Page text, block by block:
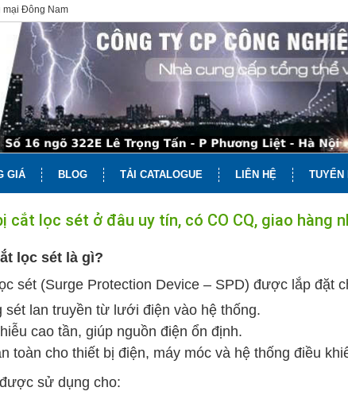
mại Đông Nam
GIÁ BLOG TẢI CATALOGUE LIÊN HỆ TUYỂN
cắt lọc sét ở đâu uy tín, có CO CQ, giao hàng
lọc sét là gì?
sét (Surge Protection Device – SPD) được lắp đặt
sét lan truyền từ lưới điện vào hệ thống.
cao tần, giúp nguồn điện ổn định.
toàn cho thiết bị điện, máy móc và hệ thống điều
sử dụng cho: